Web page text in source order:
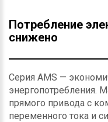
Потребление
снижено
Серия AMS —
энергопотребления.
прямого привода с
переменного тока и